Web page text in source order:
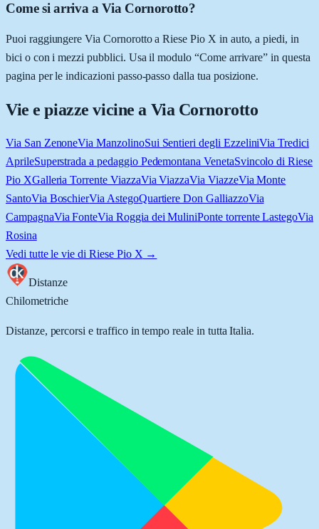
Come si arriva a Via Cornorotto?
Puoi raggiungere Via Cornorotto a Riese Pio X in auto, a piedi, in
bici o con i mezzi pubblici. Usa il modulo “Come arrivare” in questa
pagina per le indicazioni passo-passo dalla tua posizione.
Vie e piazze vicine a Via Cornorotto
Via San ZenoneVia ManzolinoSui Sentieri degli EzzeliniVia Tredici
AprileSuperstrada a pedaggio Pedemontana VenetaSvincolo di Riese
Pio XGalleria Torrente ViazzaVia ViazzaVia ViazzeVia Monte
SantoVia BoschierVia AstegoQuartiere Don GalliazzoVia
CampagnaVia FonteVia Roggia dei MuliniPonte torrente LastegoVia
Rosina
Vedi tutte le vie di Riese Pio X →
Distanze
Chilometriche
Distanze, percorsi e traffico in tempo reale in tutta Italia.